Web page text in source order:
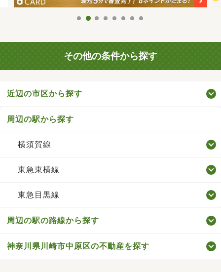
その他の条件から探す
近辺の市区から探す
周辺の駅から探す
横須賀線
東急東横線
東急目黒線
周辺の駅の路線から探す
神奈川県川崎市中原区の不動産を探す